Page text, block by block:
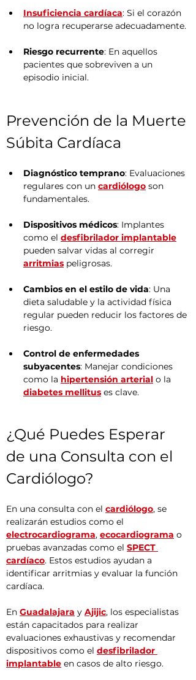
Insuficiencia cardíaca: Si el corazón
no logra recuperarse adecuadamente.
Riesgo recurrente: En aquellos
pacientes que sobreviven a un
episodio inicial.
Prevención de la Muerte
Súbita Cardíaca
Diagnóstico temprano: Evaluaciones
regulares con un cardiólogo son
fundamentales.
Dispositivos médicos: Implantes
como el desfibrilador implantable
pueden salvar vidas al corregir
arritmias peligrosas.
Cambios en el estilo de vida: Una
dieta saludable y la actividad física
regular pueden reducir los factores de
riesgo.
Control de enfermedades
subyacentes: Manejar condiciones
como la hipertensión arterial o la
diabetes mellitus es clave.
¿Qué Puedes Esperar
de una Consulta con el
Cardiólogo?
En una consulta con el cardiólogo, se
realizarán estudios como el
electrocardiograma, ecocardiograma o
pruebas avanzadas como el SPECT
cardíaco. Estos estudios ayudan a
identificar arritmias y evaluar la función
cardíaca.
En Guadalajara y Ajijic, los especialistas
están capacitados para realizar
evaluaciones exhaustivas y recomendar
dispositivos como el desfibrilador
implantable en casos de alto riesgo.